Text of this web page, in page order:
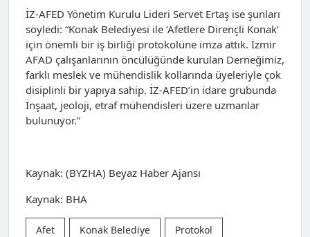
İZ-AFED Yönetim Kurulu Lideri Servet Ertaş ise şunları
söyledi: “Konak Belediyesi ile ‘Afetlere Dirençli Konak’
için önemli bir iş birliği protokolüne imza attık. İzmir
AFAD çalışanlarının öncülüğünde kurulan Derneğimiz,
farklı meslek ve mühendislik kollarında üyeleriyle çok
disiplinli bir yapıya sahip. İZ-AFED’in idare grubunda
İnşaat, jeoloji, etraf mühendisleri üzere uzmanlar
bulunuyor.”
Kaynak: (BYZHA) Beyaz Haber Ajansı
Kaynak: BHA
Afet Konak Belediye Protokol